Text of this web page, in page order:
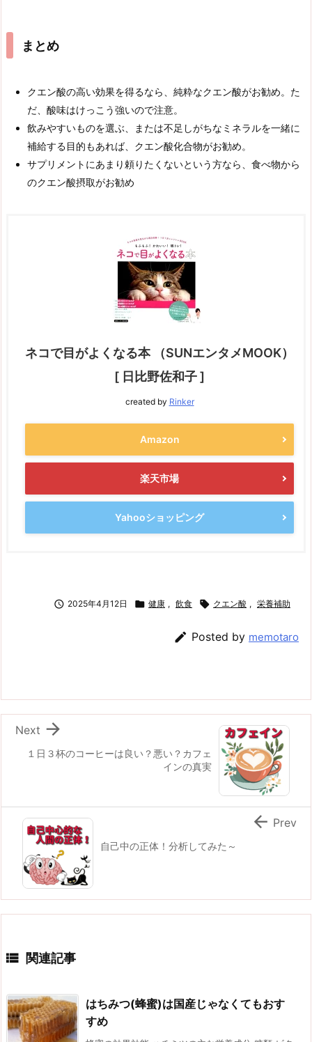
まとめ
クエン酸の高い効果を得るなら、純粋なクエン酸がお勧め。た
だ、酸味はけっこう強いので注意。
飲みやすいものを選ぶ、または不足しがちなミネラルを一緒に
補給する目的もあれば、クエン酸化合物がお勧め。
サプリメントにあまり頼りたくないという方なら、食べ物から
のクエン酸摂取がお勧め
ネコで目がよくなる本 （SUNエンタメMOOK）
[ 日比野佐和子 ]
created by Rinker
Amazon
楽天市場
Yahooショッピング
 2025年4月12日  健康 , 飲食  クエン酸 , 栄養補助
 Posted by memotaro
１日３杯のコーヒーは良い？悪い？カフェ
インの真実

Next
自己中の正体！分析してみた～
 Prev
 関連記事
はちみつ(蜂蜜)は国産じゃなくてもおす
すめ